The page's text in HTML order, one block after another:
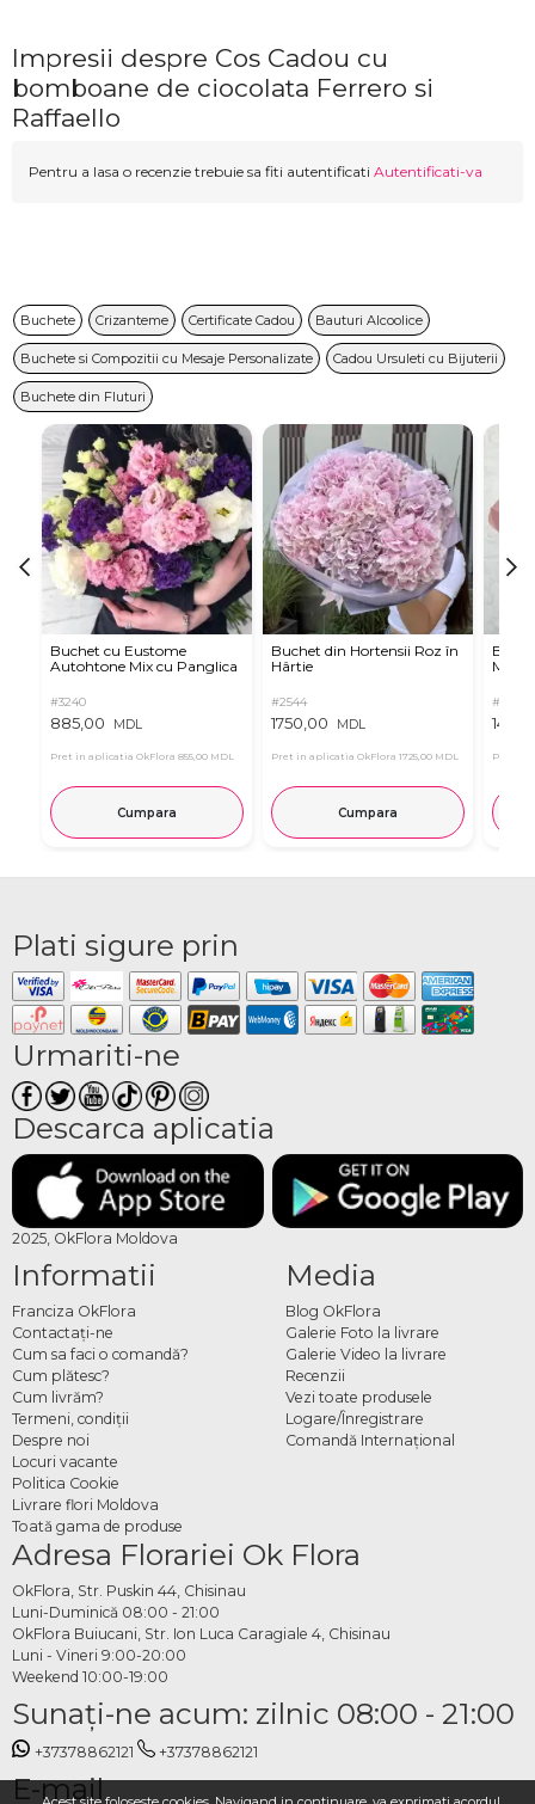
Impresii despre Cos Cadou cu
bomboane de ciocolata Ferrero si
Raffaello
Pentru a lasa o recenzie trebuie sa fiti autentificati Autentificati-va
Buchete Crizanteme Certificate Cadou Bauturi Alcoolice
Buchete si Compozitii cu Mesaje Personalizate Cadou Ursuleti cu Bijuterii
Buchete din Fluturi
Buchet cu Eustome
Autohtone Mix cu Panglica
#3240
885,00 MDL
Pret in aplicatia OkFlora 855,00 MDL
Cumpara
Buchet din Hortensii Roz în
Hârtie
#2544
1750,00 MDL
Pret in aplicatia OkFlora 1725,00 MDL
Cumpara
Mov
#7659
Pret in
Plati sigure prin
Urmariti-ne
Descarca aplicatia
2025, OkFlora Moldova
Informatii
Franciza OkFlora
Contactaţi-ne
Cum sa faci o comandă?
Cum plătesc?
Cum livrăm?
Termeni, condiţii
Despre noi
Locuri vacante
Politica Cookie
Livrare flori Moldova
Toată gama de produse
Media
Blog OkFlora
Galerie Foto la livrare
Galerie Video la livrare
Recenzii
Vezi toate produsele
Logare/Înregistrare
Comandă Internațional
Adresa Florariei Ok Flora
OkFlora, Str. Puskin 44, Chisinau
Luni-Duminică 08:00 - 21:00
OkFlora Buiucani, Str. Ion Luca Caragiale 4, Chisinau
Luni - Vineri 9:00-20:00
Weekend 10:00-19:00
Sunaţi-ne acum: zilnic 08:00 - 21:00
+37378862121 +37378862121
E-mail